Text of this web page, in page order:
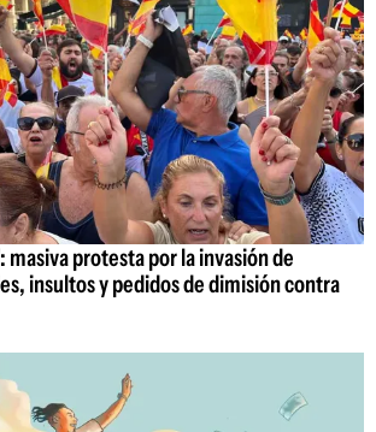
masiva protesta por la invasión de
insultos y pedidos de dimisión contra